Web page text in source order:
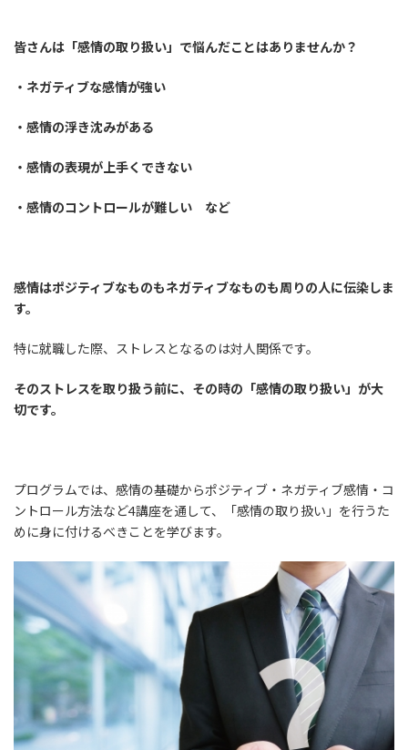
皆さんは「感情の取り扱い」で悩んだことはありませんか？
・ネガティブな感情が強い
・感情の浮き沈みがある
・感情の表現が上手くできない
・感情のコントロールが難しい など
感情はポジティブなものもネガティブなものも周りの人に伝染しま
す。
特に就職した際、ストレスとなるのは対人関係です。
そのストレスを取り扱う前に、その時の「感情の取り扱い」が大
切です。
プログラムでは、感情の基礎からポジティブ・ネガティブ感情・コ
ントロール方法など4講座を通して、「感情の取り扱い」を行うた
めに身に付けるべきことを学びます。